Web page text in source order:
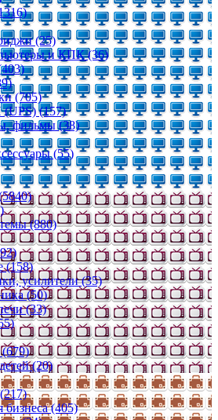
(25)
и КПК (36)
(705)
(157)
фильмы (38)
(55)
(880)
(158)
усилители (35)
(50)
(33)
(20)
бизнеса (405)